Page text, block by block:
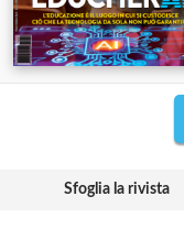
Sfoglia la rivista